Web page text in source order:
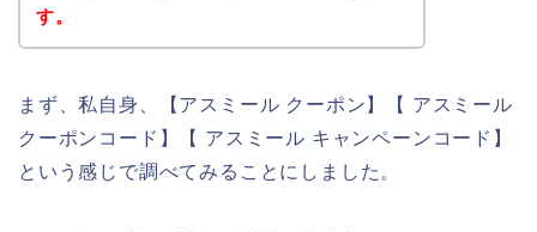
す。
まず、私自身、【アスミール クーポン】【 アスミール
クーポンコード】【 アスミール キャンペーンコード】
という感じで調べてみることにしました。